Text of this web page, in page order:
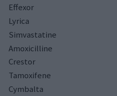
Effexor
Lyrica
Simvastatine
Amoxicilline
Crestor
Tamoxifene
Cymbalta